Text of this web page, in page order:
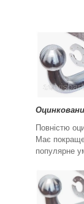
Повністю
Має
популярне